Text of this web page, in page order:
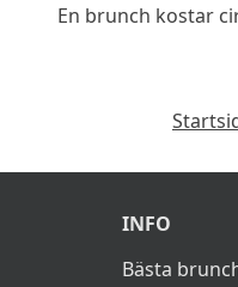
En brunch kostar
INFO
Bästa